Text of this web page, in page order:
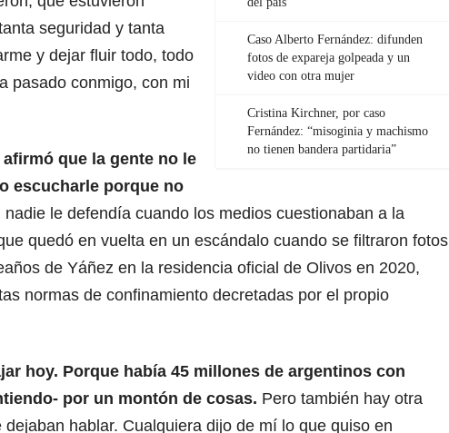
Caso Alberto Fernández: difunden
fotos de expareja golpeada y un
video con otra mujer
Cristina Kirchner, por caso
Fernández: “misoginia y machismo
no tienen bandera partidaria”
seguridad y tanta
y dejar fluir todo, todo
pasado conmigo, con mi
que la gente no le
escucharle porque no
nadie le defendía cuando los medios cuestionaban a la
quedó en vuelta en un escándalo cuando se filtraron fotos
de Yáñez en la residencia oficial de Olivos en 2020,
normas de confinamiento decretadas por el propio
hoy. Porque había 45 millones de argentinos con
por un montón de cosas. Pero también hay otra
hablar. Cualquiera dijo de mí lo que quiso en